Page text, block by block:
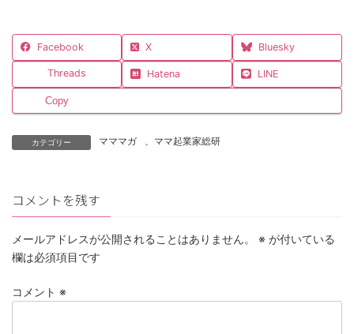
Facebook X Bluesky
Threads Hatena LINE
Copy
カテゴリー マママガ 、 ママ起業家総研
コメントを残す
メールアドレスが公開されることはありません。 ※ が付いている
欄は必須項目です
コメント ※